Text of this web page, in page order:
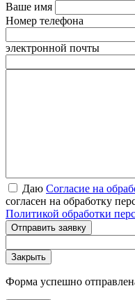
Ваше имя
Номер телефона
электронной почты
Даю Согласие на
согласен на обработку
Политикой обработки
Отправить заявку
Закрыть
Форма успешно